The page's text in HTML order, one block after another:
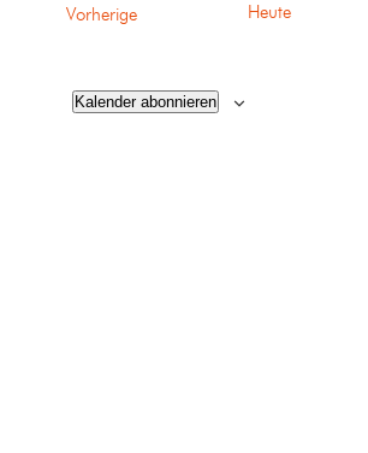
VorherigeVeranstaltungenHeute
Kalender abonnieren